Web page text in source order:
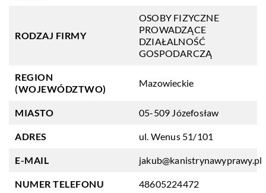
RODZAJ FIRMY
OSOBY FIZYCZNE
PROWADZĄCE
DZIAŁALNOŚĆ
GOSPODARCZĄ
REGION
(WOJEWÓDZTWO)
Mazowieckie
MIASTO 05-509 Józefosław
ADRES ul. Wenus 51/101
E-MAIL jakub@kanistrynawyprawy.pl
NUMER TELEFONU 48605224472